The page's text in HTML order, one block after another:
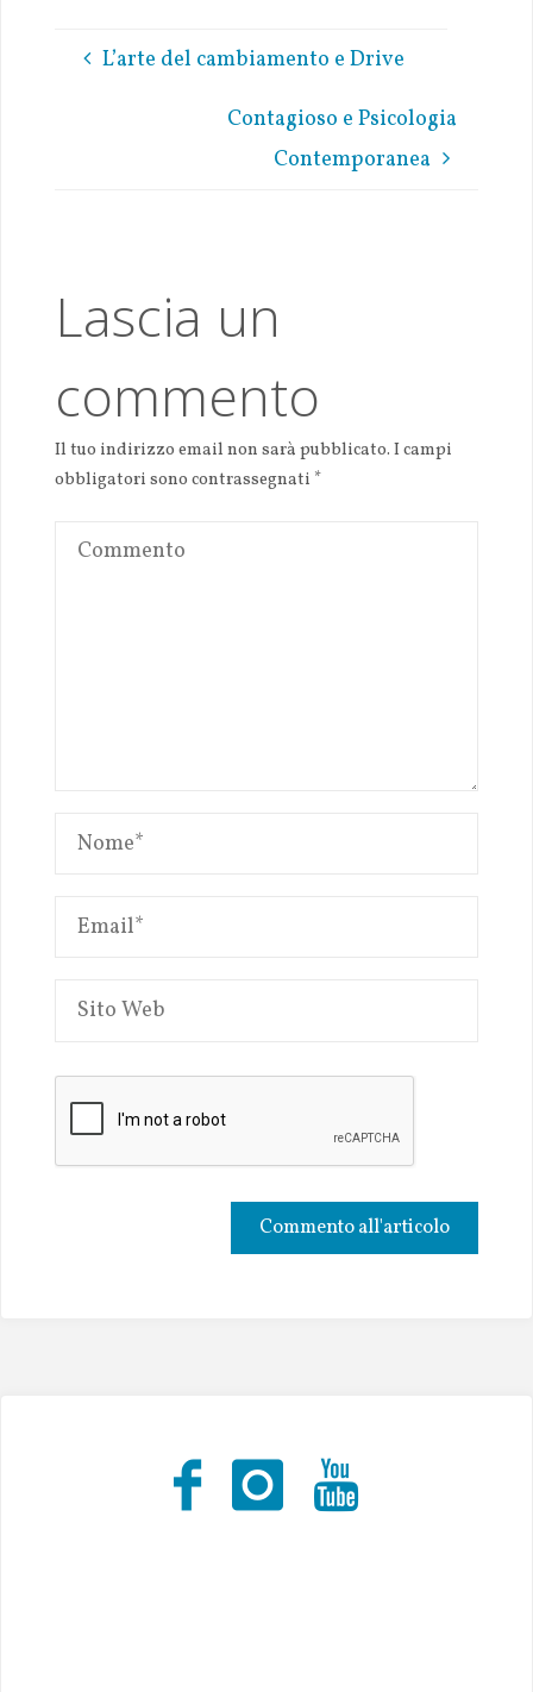
oo te s l y
n
k
e
L’arte del cambiamento e Drive
Contagioso e Psicologia
Contemporanea
Lascia un
commento
Il tuo indirizzo email non sarà pubblicato. I campi
obbligatori sono contrassegnati *